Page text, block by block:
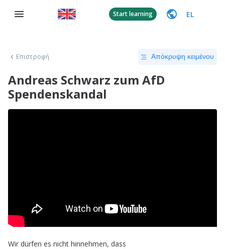
Start learning EL
Επιστροφή Απόκρυψη κειμένου
Andreas Schwarz zum AfD
Spendenskandal
Wir dürfen es nicht hinnehmen, dass